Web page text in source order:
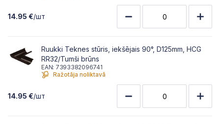
14.95 €/шт
Ruukki Teknes stūris, iekšējais 90°, D125mm, HCG
RR32/Tumši brūns
EAN: 7393382096741
Ražotāja noliktavā
14.95 €/шт